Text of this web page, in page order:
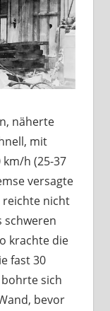
näherte
mit
h (25-37
versagte
reichte nicht
schweren
krachte die
fast 30
sich
bevor